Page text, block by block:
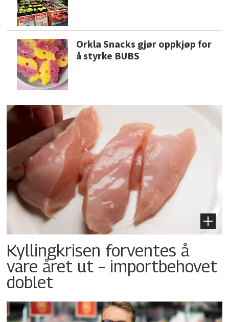
Orkla Snacks gjør oppkjøp for
å styrke BUBS
Kyllingkrisen forventes å
vare året ut – importbehovet
doblet